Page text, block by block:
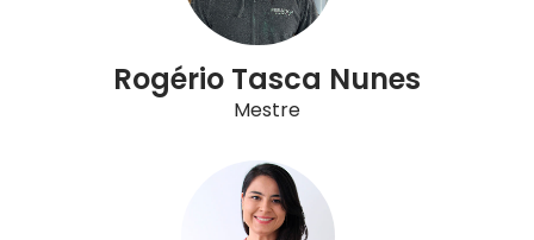
Rogério Tasca Nunes
Mestre